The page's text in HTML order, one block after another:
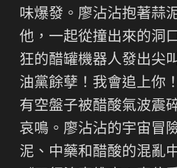
味爆發。廖沾沾抱著蒜
他，一起從撞出來的洞
狂的醋罐機器人發出尖
油黨餘孽！我會追上你
有空盤子被醋酸氣波震
哀鳴。廖沾沾的宇宙冒
泥、中藥和醋酸的混亂